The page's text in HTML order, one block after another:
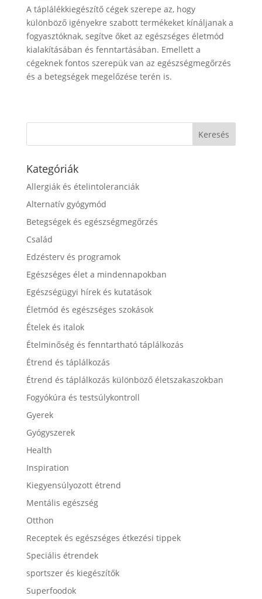
A táplálékkiegészítő cégek szerepe az, hogy
különböző igényekre szabott termékeket kínáljanak a
fogyasztóknak, segítve őket az egészséges életmód
kialakításában és fenntartásában. Emellett a
cégeknek fontos szerepük van az egészségmegőrzés
és a betegségek megelőzése terén is.
Kategóriák
Allergiák és ételintoleranciák
Alternatív gyógymód
Betegségek és egészségmegőrzés
Család
Edzésterv és programok
Egészséges élet a mindennapokban
Egészségügyi hírek és kutatások
Életmód és egészséges szokások
Ételek és italok
Ételminőség és fenntartható táplálkozás
Étrend és táplálkozás
Étrend és táplálkozás különböző életszakaszokban
Fogyókúra és testsúlykontroll
Gyerek
Gyógyszerek
Health
Inspiration
Kiegyensúlyozott étrend
Mentális egészség
Otthon
Receptek és egészséges étkezési tippek
Speciális étrendek
sportszer és kiegészítők
Superfoodok